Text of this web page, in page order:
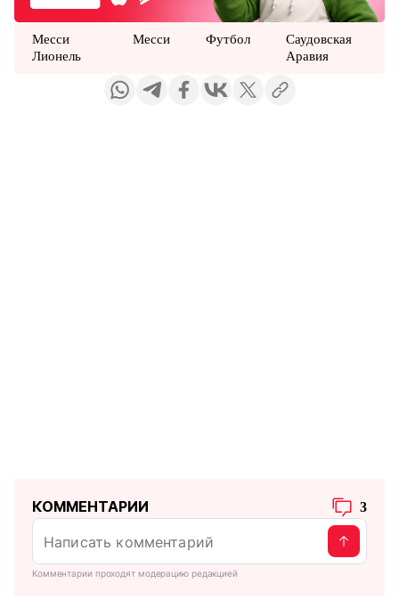
Месси
Лионель
Месси Футбол
Саудовская
Аравия
КОММЕНТАРИИ 3
Комментарии проходят модерацию редакцией